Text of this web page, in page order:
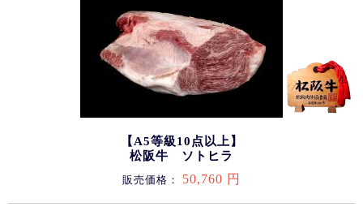
【A5等級10点以上】
松阪牛 ソトヒラ
販売価格： 50,760 円